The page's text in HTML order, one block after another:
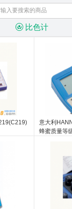
比色计
意大利
蜂蜜质量等